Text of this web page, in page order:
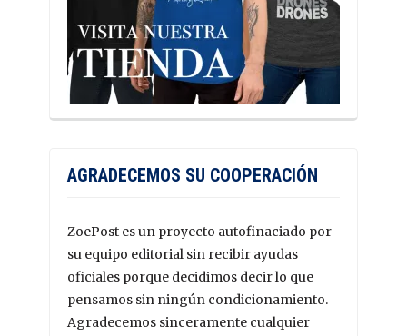
AGRADECEMOS SU COOPERACIÓN
ZoePost es un proyecto autofinaciado por
su equipo editorial sin recibir ayudas
oficiales porque decidimos decir lo que
pensamos sin ningún condicionamiento.
Agradecemos sinceramente cualquier